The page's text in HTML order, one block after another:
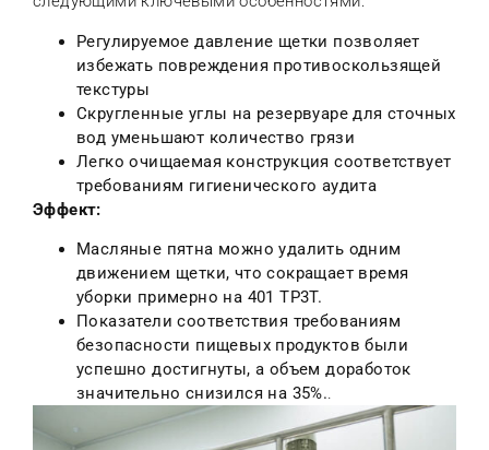
Регулируемое давление щетки позволяет
избежать повреждения противоскользящей
текстуры
Скругленные углы на резервуаре для сточных
вод уменьшают количество грязи
Легко очищаемая конструкция соответствует
требованиям гигиенического аудита
Эффект:
Масляные пятна можно удалить одним
движением щетки, что сокращает время
уборки примерно на 401 TP3T.
Показатели соответствия требованиям
безопасности пищевых продуктов были
успешно достигнуты, а объем доработок
значительно снизился на 35%..